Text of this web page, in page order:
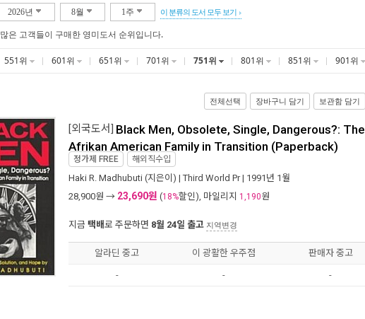
2026년 8월 1주 이 분류의 도서 모두 보기
은 고객들이 구매한 영미도서 순위입니다.
551위 601위 651위 701위 751위 801위 851위 901위
전체선택 장바구니 담기 보관함 담기
[외국도서] Black Men, Obsolete, Single, Dangerous?: The
Afrikan American Family in Transition (Paperback)
정가제 FREE 해외직수입
Haki R. Madhubuti (지은이) |Third World Pr| 1991년 1월
28,900원 → 23,690원 (18%할인), 마일리지 1,190원
지금 택배로 주문하면 8월 24일 출고 지역변경
알라딘 중고 이 광활한 우주점 판매자 중고
- - -